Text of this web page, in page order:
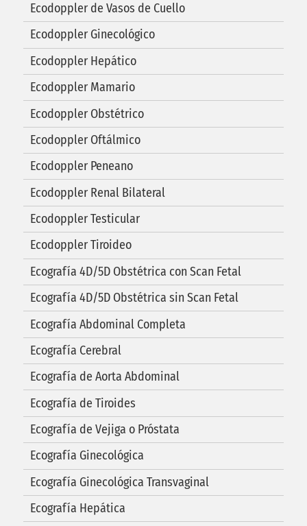
Ecodoppler de Vasos de Cuello
Ecodoppler Ginecológico
Ecodoppler Hepático
Ecodoppler Mamario
Ecodoppler Obstétrico
Ecodoppler Oftálmico
Ecodoppler Peneano
Ecodoppler Renal Bilateral
Ecodoppler Testicular
Ecodoppler Tiroideo
Ecografía 4D/5D Obstétrica con Scan Fetal
Ecografía 4D/5D Obstétrica sin Scan Fetal
Ecografía Abdominal Completa
Ecografía Cerebral
Ecografía de Aorta Abdominal
Ecografía de Tiroides
Ecografía de Vejiga o Próstata
Ecografía Ginecológica
Ecografía Ginecológica Transvaginal
Ecografía Hepática